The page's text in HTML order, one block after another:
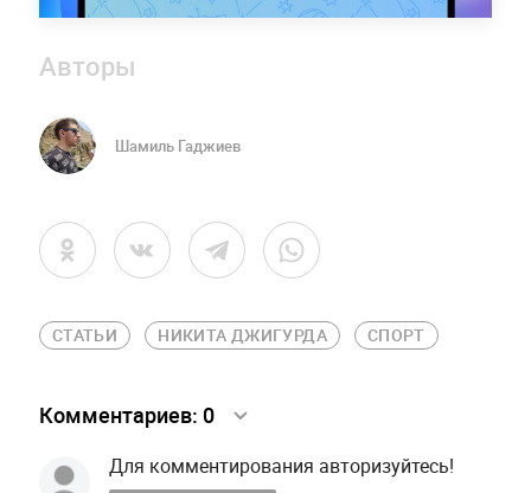
Авторы
Шамиль Гаджиев
СТАТЬИ НИКИТА ДЖИГУРДА СПОРТ
Комментариев: 0
Для комментирования авторизуйтесь!